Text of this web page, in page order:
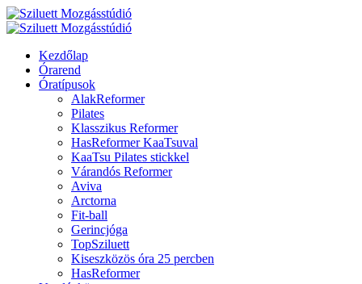
Kezdőlap
Órarend
Óratípusok
AlakReformer
Pilates
Klasszikus Reformer
HasReformer KaaTsuval
KaaTsu Pilates stickkel
Várandós Reformer
Aviva
Arctorna
Fit-ball
Gerincjóga
TopSziluett
Kiseszközös óra 25 percben
HasReformer